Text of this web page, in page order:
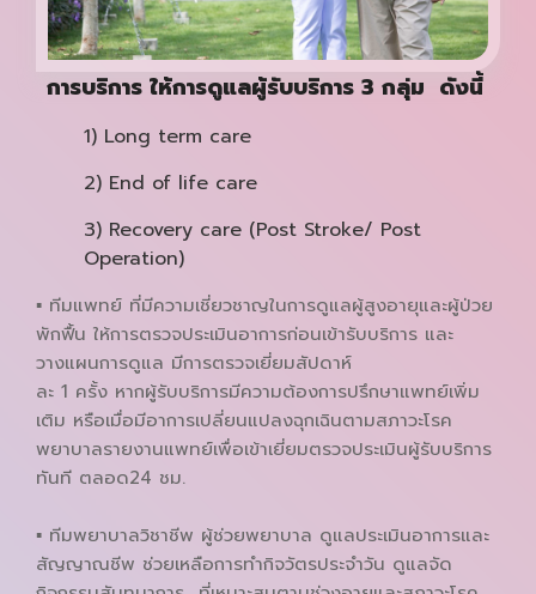
การบริการ ให้การดูแลผู้รับบริการ 3 กลุ่ม ดังนี้
1) Long term care
2) End of life care
3) Recovery care (Post Stroke/ Post
Operation)
▪ ทีมแพทย์ ที่มีความเชี่ยวชาญในการดูแลผู้สูงอายุและผู้ป่วย
พักฟื้น ให้การตรวจประเมินอาการก่อนเข้ารับบริการ และ
วางแผนการดูแล มีการตรวจเยี่ยมสัปดาห์
ละ 1 ครั้ง หากผู้รับบริการมีความต้องการปรึกษาแพทย์เพิ่ม
เติม หรือเมื่อมีอาการเปลี่ยนแปลงฉุกเฉินตามสภาวะโรค
พยาบาลรายงานแพทย์เพื่อเข้าเยี่ยมตรวจประเมินผู้รับบริการ
ทันที ตลอด24 ชม.
▪ ทีมพยาบาลวิชาชีพ ผู้ช่วยพยาบาล ดูแลประเมินอาการและ
สัญญาณชีพ ช่วยเหลือการทำกิจวัตรประจำวัน ดูแลจัด